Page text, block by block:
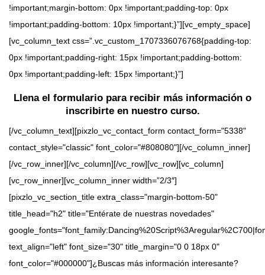
!important;margin-bottom: 0px !important;padding-top: 0px
!important;padding-bottom: 10px !important;}”][vc_empty_space]
[vc_column_text css=”.vc_custom_1707336076768{padding-top:
0px !important;padding-right: 15px !important;padding-bottom:
0px !important;padding-left: 15px !important;}”]
Llena el formulario para recibir más información o
inscribirte en nuestro curso.
[/vc_column_text][pixzlo_vc_contact_form contact_form="5338"
contact_style="classic" font_color="#808080"][/vc_column_inner]
[/vc_row_inner][/vc_column][/vc_row][vc_row][vc_column]
[vc_row_inner][vc_column_inner width=”2/3″]
[pixzlo_vc_section_title extra_class="margin-bottom-50"
title_head="h2" title="Entérate de nuestras novedades"
text_align="left" font_size="30" title_margin="0 0 18px 0"
font_color="#000000"]¿Buscas más información interesante?